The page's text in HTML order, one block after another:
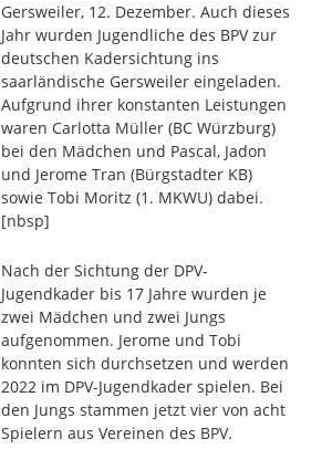
Gersweiler, 12. Dezember. Auch dieses
Jahr wurden Jugendliche des BPV zur
deutschen Kadersichtung ins
saarländische Gersweiler eingeladen.
Aufgrund ihrer konstanten Leistungen
waren Carlotta Müller (BC Würzburg)
bei den Mädchen und Pascal, Jadon
und Jerome Tran (Bürgstadter KB)
sowie Tobi Moritz (1. MKWU) dabei.
[nbsp]
Nach der Sichtung der DPV-
Jugendkader bis 17 Jahre wurden je
zwei Mädchen und zwei Jungs
aufgenommen. Jerome und Tobi
konnten sich durchsetzen und werden
2022 im DPV-Jugendkader spielen. Bei
den Jungs stammen jetzt vier von acht
Spielern aus Vereinen des BPV.